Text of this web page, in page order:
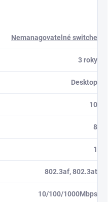
Nemanagovatelné switche
3 roky
Desktop
10
8
1
802.3af, 802.3at
10/100/1000Mbps